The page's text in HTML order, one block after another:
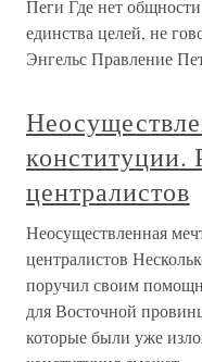
Пеги Где нет
единства целей, не
Энгельс Правление
конституции.
централистов
Неосуществленная
централистов
поручил своим
для Восточной
которые были уже